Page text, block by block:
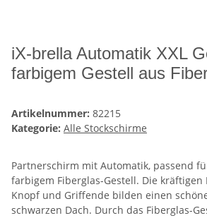
iX-brella Automatik XXL
farbigem Gestell aus
Artikelnummer: 82215
Kategorie: Alle Stockschirme
Partnerschirm mit Automatik, passend
farbigem Fiberglas-Gestell. Die kräftigen
Knopf und Griffende bilden einen
schwarzen Dach. Durch das Fiberglas-